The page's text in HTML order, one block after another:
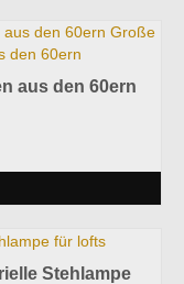
aus den 60ern
Stehlampe